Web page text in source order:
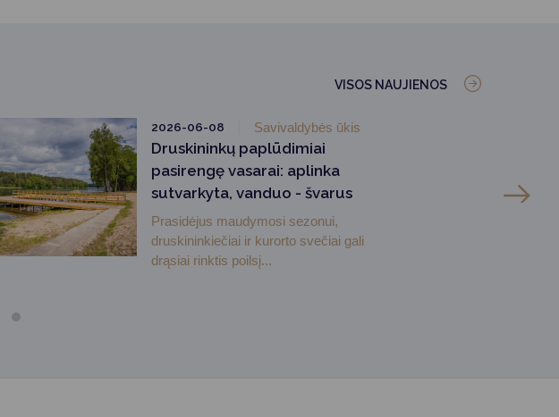
VISOS NAUJIENOS
2026-06-08 Savivaldybės ūkis
Druskininkų paplūdimiai
pasirengę vasarai: aplinka
sutvarkyta, vanduo - švarus
Prasidėjus maudymosi sezonui,
druskininkiečiai ir kurorto svečiai gali
drąsiai rinktis poilsį...